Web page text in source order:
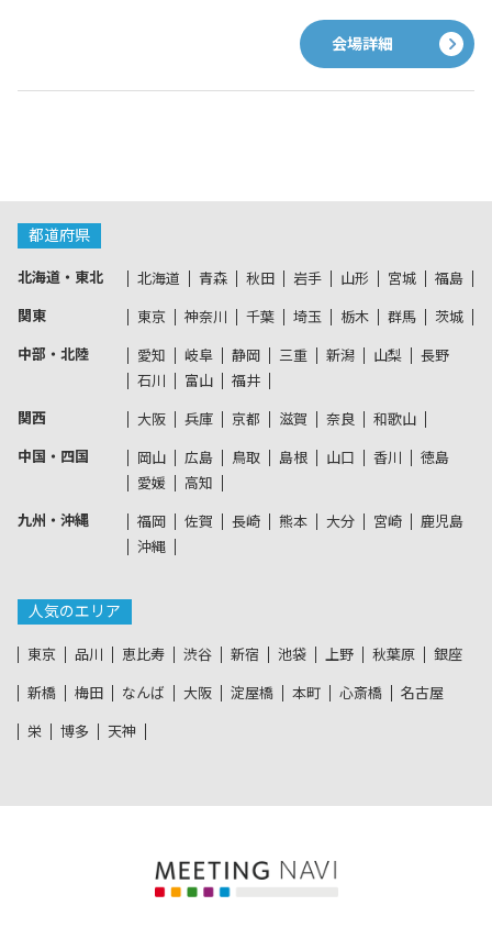
会場詳細
都道府県
北海道・東北 北海道 青森 秋田 岩手 山形 宮城 福島
関東 東京 神奈川 千葉 埼玉 栃木 群馬 茨城
中部・北陸 愛知 岐阜 静岡 三重 新潟 山梨
長野
石川
富山 福井
関西 大阪 兵庫 京都 滋賀 奈良 和歌山
中国・四国 岡山 広島 鳥取 島根 山口 香川
徳島
愛媛
高知
九州・沖縄 福岡 佐賀 長崎 熊本 大分 宮崎
鹿児島
沖縄
人気のエリア
東京 品川 恵比寿 渋谷 新宿 池袋 上野 秋葉原 銀座
新橋 梅田 なんば 大阪 淀屋橋 本町 心斎橋 名古屋
栄 博多 天神